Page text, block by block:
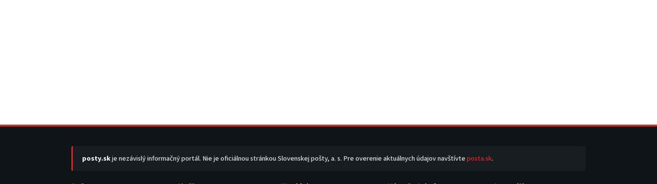
posty.skje nezávislý informačný portál. Nie je oficiálnou stránkou Slovenskej pošty, a. s. Pre overenie aktuálnych údajov navštívteposta.sk.